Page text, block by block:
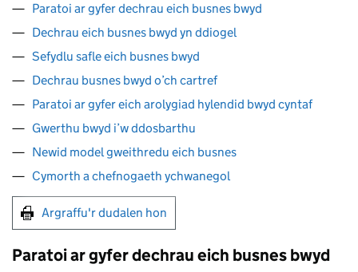
Paratoi ar gyfer dechrau eich busnes bwyd
Dechrau eich busnes bwyd yn ddiogel
Sefydlu safle eich busnes bwyd
Dechrau busnes bwyd o’ch cartref
Paratoi ar gyfer eich arolygiad hylendid bwyd cyntaf
Gwerthu bwyd i’w ddosbarthu
Newid model gweithredu eich busnes
Cymorth a chefnogaeth ychwanegol
Argraffu'r dudalen hon
Paratoi ar gyfer dechrau eich busnes bwyd